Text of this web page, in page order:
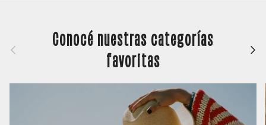
Anterior Conocé nuestras categorías
favoritas